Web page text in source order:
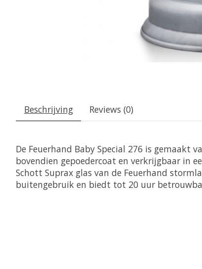
Beschrijving Reviews (0)
De Feuerhand Baby Special 276 is gemaakt
bovendien gepoedercoat en verkrijgbaar in
Schott Suprax glas van de Feuerhand
buitengebruik en biedt tot 20 uur